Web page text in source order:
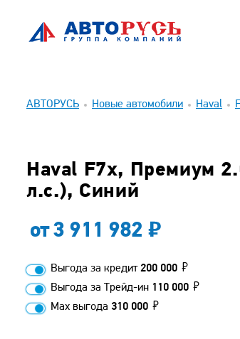
АВТОРУСЬ Новые автомобили Haval
Haval F7x, Премиум
л.с.), Синий
от3 911 982
Выгода за кредит200 000
Выгода за Трейд-ин 110 000
Max выгода 310 000